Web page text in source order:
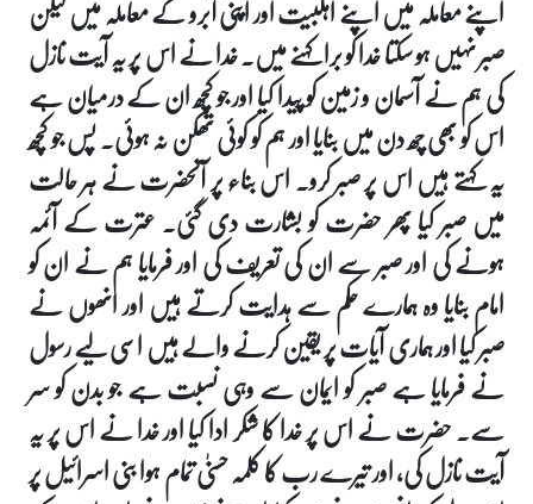
صبر نہیں ہو سکتا خدا کو برا کہنے میں۔ خدا نے اس پر یہ آیت نازل
کی ہم نے آسمان و زمین کو پیدا کیا اور جو کچھ ان کے درمیان ہے
اس کو بھی چھ دن میں بنایا اور ہم کو کوئی تھکن نہ ہوئی۔ پس جو کچھ
یہ کہتے ہیں اس پر صبر کرو۔ اس بناء پر آنحضرت نے ہر حالت
میں صبر کیا پھر حضرت کو بشارت دی گئی۔ عترت کے آئمہ
ہونے کی اور صبر سے ان کی تعریف کی اور فرمایا ہم نے ان کو
امام بنایا وہ ہمارے حکم سے ہدایت کرتے ہیں اور انھوں نے
صبر کیا اور ہماری آیات پر یقین کرنے والے ہیں اسی لیے رسول
نے فرمایا ہے صبر کو ایمان سے وہی نسبت ہے جو بدن کو سر
سے۔ حضرت نے اس پر خدا کا شکر ادا کیا اور خدا نے اس پر یہ
آیت نازل کی، اور تیرے رب کا کلمہ حسنیٰ تمام ہوا بنی اسرائیل پر